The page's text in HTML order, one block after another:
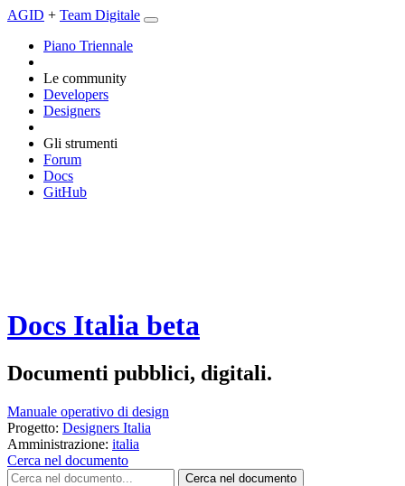
AGID + Team Digitale
Piano Triennale
Le community
Developers
Designers
Gli strumenti
Forum
Docs
GitHub
Docs Italia beta
Documenti pubblici, digitali.
Manuale operativo di design
Progetto: Designers Italia
Amministrazione: italia
Cerca nel documento
Cerca nel documento